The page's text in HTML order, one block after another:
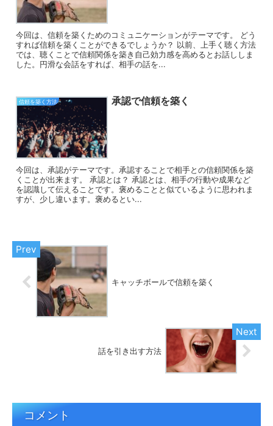
今回は、信頼を築くためのコミュニケーションがテーマです。 どう
すれば信頼を築くことができるでしょうか？ 以前、上手く聴く方法
では、聴くことで信頼関係を築き自己効力感を高めるとお話ししま
した。円滑な会話をすれば、相手の話を...
信頼を築く方法 承認で信頼を築く
今回は、承認がテーマです。承認することで相手との信頼関係を築
くことが出来ます。 承認とは？ 承認とは、相手の行動や成果など
を認識して伝えることです。褒めることと似ているように思われま
すが、少し違います。褒めるとい...
キャッチボールで信頼を築く
話を引き出す方法
コメント